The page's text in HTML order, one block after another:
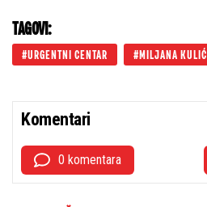
TAGOVI:
URGENTNI CENTAR MILJANA KULIĆ
Komentari
0 komentara